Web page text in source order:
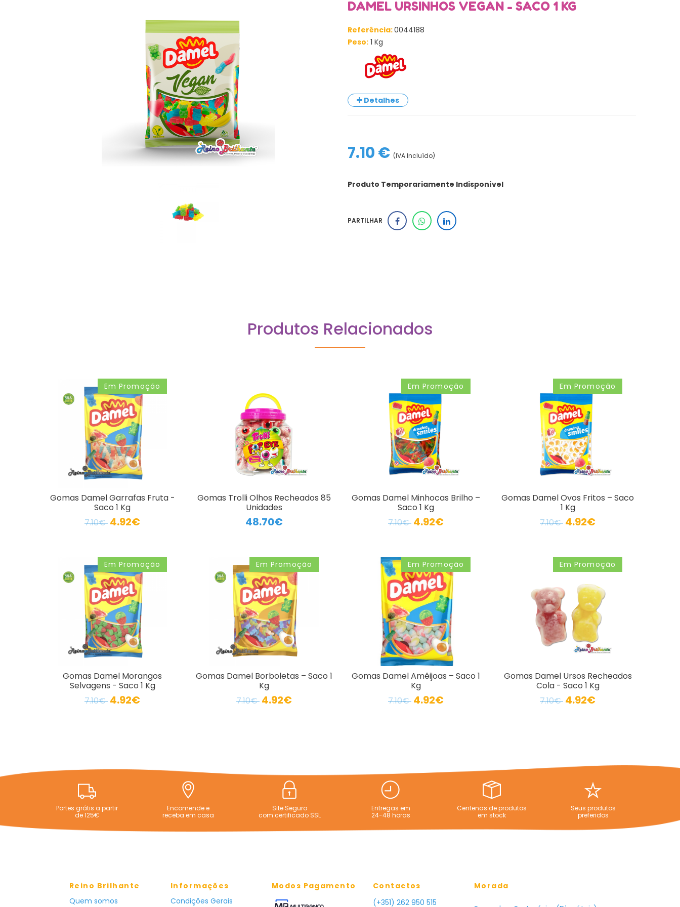
DAMEL URSINHOS VEGAN - SACO 1 KG
Referência:0044188
Peso: 1 Kg
Detalhes
7.10 € (IVA Incluído)
Produto Temporariamente Indisponível
PARTILHAR
Produtos Relacionados
Em Promoção
Gomas Damel Garrafas Fruta -
Saco 1 Kg
7.10€ 4.92€
Gomas Trolli Olhos Recheados 85
Unidades
48.70€
Em Promoção
Gomas Damel Minhocas Brilho –
Saco 1 Kg
7.10€ 4.92€
Em Promoção
Gomas Damel Ovos Fritos – Saco
1 Kg
7.10€ 4.92€
Em Promoção
Gomas Damel Morangos
Selvagens - Saco 1 Kg
7.10€ 4.92€
Em Promoção
Gomas Damel Borboletas – Saco 1
Kg
7.10€ 4.92€
Em Promoção
Gomas Damel Amêijoas – Saco 1
Kg
7.10€ 4.92€
Em Promoção
Gomas Damel Ursos Recheados
Cola - Saco 1 Kg
7.10€ 4.92€
Portes grátis a partir
de 125€
Encomende e
receba em casa
Site Seguro
com certificado SSL
Entregas em
24-48 horas
Centenas de produtos
em stock
Seus produtos
preferidos
Reino Brilhante
Quem somos
Informações
Condições Gerais
Modos Pagamento
Contactos
(+351) 262 950 515
Morada